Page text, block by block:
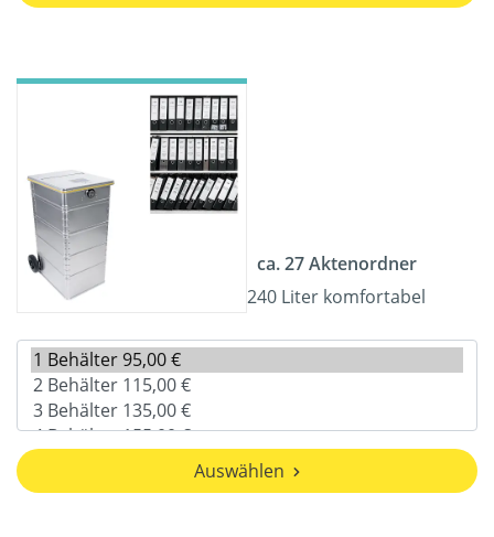
ca. 27 Aktenordner
240 Liter komfortabel
Auswählen